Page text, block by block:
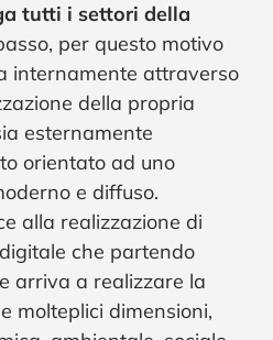
tutti i settori della
per questo motivo
internamente attraverso
della propria
esternamente
orientato ad uno
e diffuso.
alla realizzazione di
che partendo
arriva a realizzare la
molteplici dimensioni,